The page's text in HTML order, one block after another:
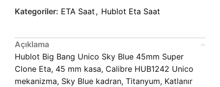
Kategoriler: ETA Saat , Hublot Eta Saat
Açıklama
Hublot Big Bang Unico Sky Blue 45mm Super
Clone Eta, 45 mm kasa, Calibre HUB1242 Unico
mekanizma, Sky Blue kadran, Titanyum, Katlanır